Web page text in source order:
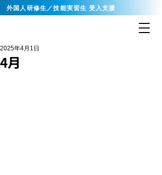
外国人研修生／技能実習生 受入支援
4月
2025年4月1日